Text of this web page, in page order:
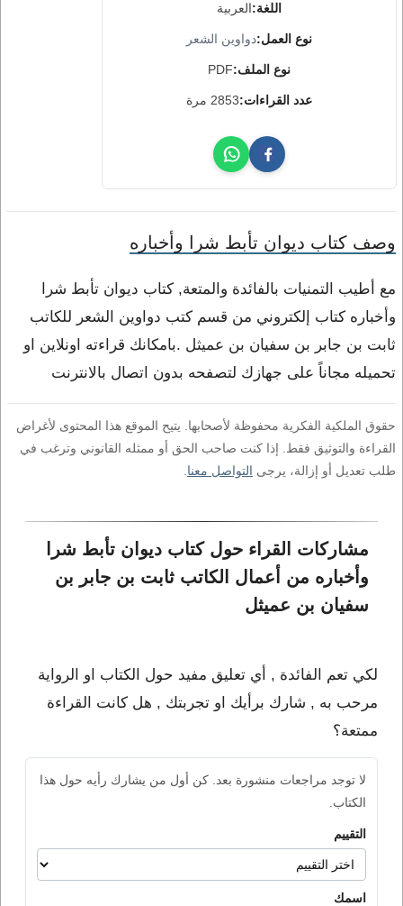
اللغة:العربية
نوع العمل:دواوين الشعر
نوع الملف:PDF
عدد القراءات:2853 مرة
وصف كتاب ديوان تأبط شرا وأخباره
مع أطيب التمنيات بالفائدة والمتعة, كتاب ديوان تأبط شرا
وأخباره كتاب إلكتروني من قسم كتب دواوين الشعر للكاتب
ثابت بن جابر بن سفيان بن عميثل .بامكانك قراءته اونلاين او
تحميله مجاناً على جهازك لتصفحه بدون اتصال بالانترنت
حقوق الملكية الفكرية محفوظة لأصحابها. يتيح الموقع هذا المحتوى لأغراض
القراءة والتوثيق فقط. إذا كنت صاحب الحق أو ممثله القانوني وترغب في
طلب تعديل أو إزالة، يرجى التواصل معنا
مشاركات القراء حول كتاب ديوان تأبط شرا
وأخباره من أعمال الكاتب ثابت بن جابر بن
سفيان بن عميثل
لكي تعم الفائدة , أي تعليق مفيد حول الكتاب او الرواية
مرحب به , شارك برأيك او تجربتك , هل كانت القراءة
ممتعة؟
لا توجد مراجعات منشورة بعد. كن أول من يشارك رأيه حول هذا
الكتاب.
التقييم
اسمك